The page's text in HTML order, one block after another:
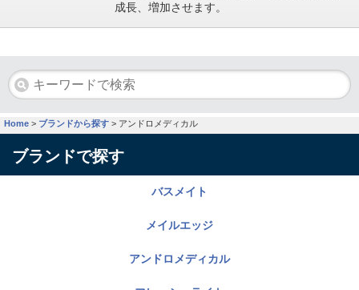
成長、増加させます。
Home > ブランドから探す > アンドロメディカル
ブランドで探す
バスメイト
メイルエッジ
アンドロメディカル